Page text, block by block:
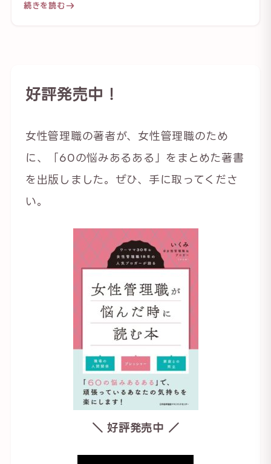
続きを読む
好評発売中！
女性管理職の著者が、女性管理職のため
に、「60の悩みあるある」をまとめた著書
を出版しました。ぜひ、手に取ってくださ
い。
＼ 好評発売中 ／